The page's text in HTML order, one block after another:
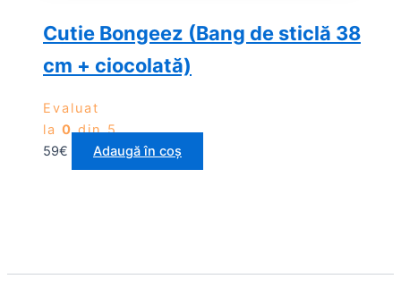
Cutie Bongeez (Bang de sticlă 38
cm + ciocolată)
Evaluat
la 0din 5
59€ Adaugă în coș